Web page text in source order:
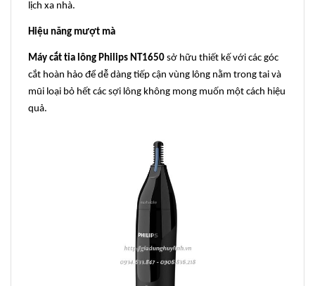
lịch xa nhà.
Hiệu năng mượt mà
Máy cắt tỉa lông Philips NT1650 sở hữu thiết kế với các góc
cắt hoàn hảo để dễ dàng tiếp cận vùng lông nằm trong tai và
mũi loại bỏ hết các sợi lông không mong muốn một cách hiệu
quả.